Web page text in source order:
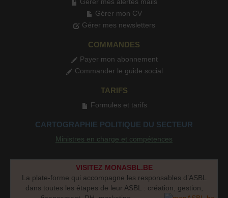
Gérer mon CV
Gérer mes newsletters
COMMANDES
Payer mon abonnement
Commander le guide social
TARIFS
Formules et tarifs
CARTOGRAPHIE POLITIQUE DU SECTEUR
Ministres en charge et compétences
VISITEZ MONASBL.BE
La plate-forme qui accompagne les responsables d’ASBL
dans toutes les étapes de leur ASBL : création, gestion,